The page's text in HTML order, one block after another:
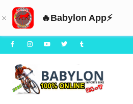
🔥Babylon App⚡
Saltar
al
contenido